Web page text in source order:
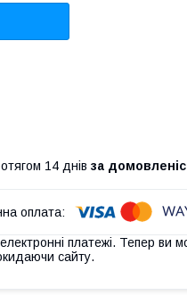
14 днів за
платежі. Тепер ви
сайту.